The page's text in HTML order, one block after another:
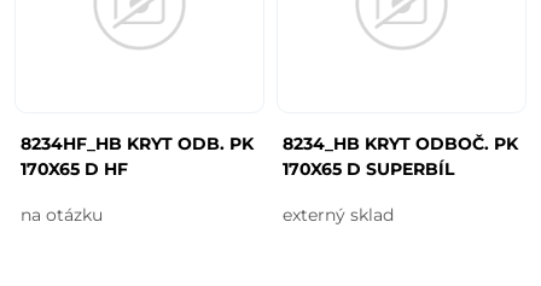
8234HF_HB KRYT ODB. PK
170X65 D HF
na otázku
8234_HB KRYT ODBOČ. PK
170X65 D SUPERBÍL
externý sklad